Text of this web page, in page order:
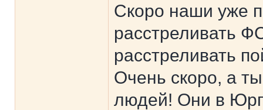
Скоро наши уже
расстреливать
расстреливать
Очень скоро, а
людей! Они в